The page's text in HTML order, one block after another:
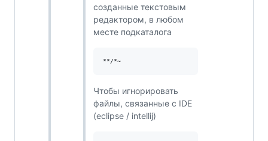
созданные текстовым
редактором, в любом
месте подкаталога
Чтобы игнорировать
файлы, связанные с IDE
(eclipse / intellij)